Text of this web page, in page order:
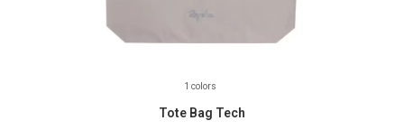
1 colors
Tote Bag Tech